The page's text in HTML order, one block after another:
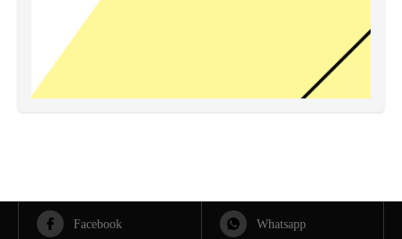
Facebook Whatsapp